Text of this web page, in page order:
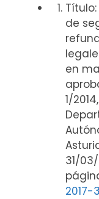
Título:
de
en
1/
31/
2017-